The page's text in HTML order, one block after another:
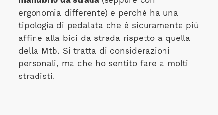
ergonomia differente) e perché ha una
tipologia di pedalata che è sicuramente più
affine alla bici da strada rispetto a quella
della Mtb. Si tratta di considerazioni
personali, ma che ho sentito fare a molti
stradisti.